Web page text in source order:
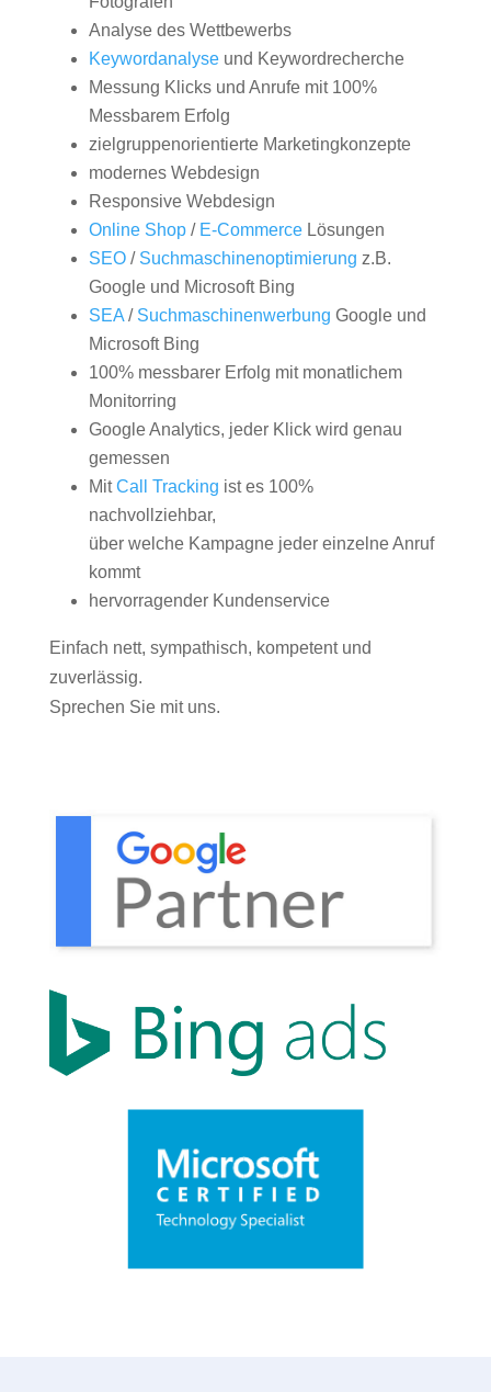
Analyse des Wettbewerbs
Keywordanalyseund Keywordrecherche
Messung Klicks und Anrufe mit 100%
Messbarem Erfolg
zielgruppenorientierte Marketingkonzepte
modernes Webdesign
Responsive Webdesign
Online Shop/ E-CommerceLösungen
SEO/ Suchmaschinenoptimierung z.B.
Google und Microsoft Bing
SEA/ Suchmaschinenwerbung Google und
Microsoft Bing
100% messbarer Erfolg mit monatlichem
Monitorring
Google Analytics, jeder Klick wird genau
gemessen
MitCall Tracking ist es 100%
nachvollziehbar,
über welche Kampagne jeder einzelne Anruf
kommt
hervorragender Kundenservice
Einfach nett, sympathisch, kompetent und
zuverlässig.
Sprechen Sie mit uns.